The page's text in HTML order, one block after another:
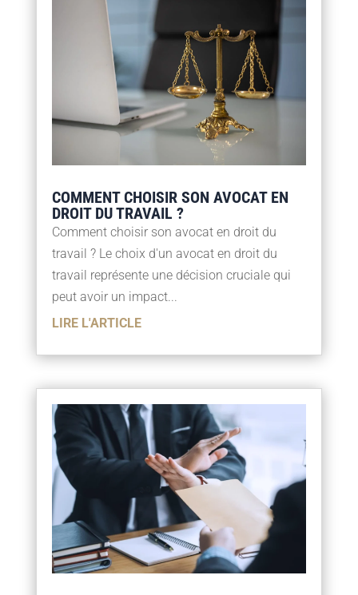
COMMENT CHOISIR SON AVOCAT EN
DROIT DU TRAVAIL ?
Comment choisir son avocat en droit du
travail ? Le choix d'un avocat en droit du
travail représente une décision cruciale qui
peut avoir un impact...
LIRE L'ARTICLE